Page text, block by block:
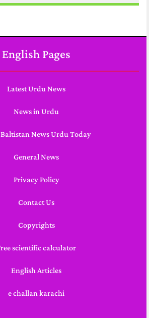
English Pages
Latest Urdu News
News in Urdu
News Urdu Today
General News
Privacy Policy
Contact Us
Copyrights
scientific calculator
English Articles
e challan karachi